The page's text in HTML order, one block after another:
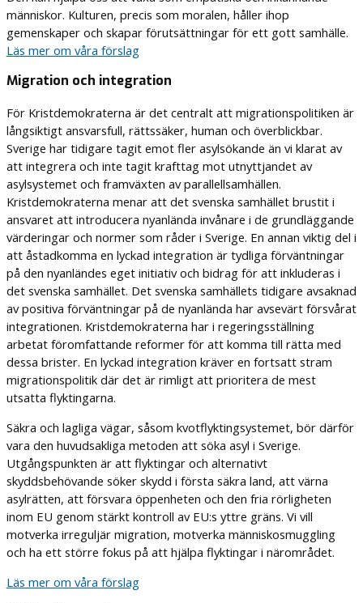
människor. Kulturen, precis som moralen, håller ihop
gemenskaper och skapar förutsättningar för ett gott samhälle.
Läs mer om våra förslag
Migration och integration
För Kristdemokraterna är det centralt att migrationspolitiken är
långsiktigt ansvarsfull, rättssäker, human och överblickbar.
Sverige har tidigare tagit emot fler asylsökande än vi klarat av
att integrera och inte tagit krafttag mot utnyttjandet av
asylsystemet och framväxten av parallellsamhällen.
Kristdemokraterna menar att det svenska samhället brustit i
ansvaret att introducera nyanlända invånare i de grundläggande
värderingar och normer som råder i Sverige. En annan viktig del i
att åstadkomma en lyckad integration är tydliga förväntningar
på den nyanländes eget initiativ och bidrag för att inkluderas i
det svenska samhället. Det svenska samhällets tidigare avsaknad
av positiva förväntningar på de nyanlända har avsevärt försvårat
integrationen. Kristdemokraterna har i regeringsställning
arbetat föromfattande reformer för att komma till rätta med
dessa brister. En lyckad integration kräver en fortsatt stram
migrationspolitik där det är rimligt att prioritera de mest
utsatta flyktingarna.
Säkra och lagliga vägar, såsom kvotflyktingsystemet, bör därför
vara den huvudsakliga metoden att söka asyl i Sverige.
Utgångspunkten är att flyktingar och alternativt
skyddsbehövande söker skydd i första säkra land, att värna
asylrätten, att försvara öppenheten och den fria rörligheten
inom EU genom stärkt kontroll av EU:s yttre gräns. Vi vill
motverka irreguljär migration, motverka människosmuggling
och ha ett större fokus på att hjälpa flyktingar i närområdet.
Läs mer om våra förslag